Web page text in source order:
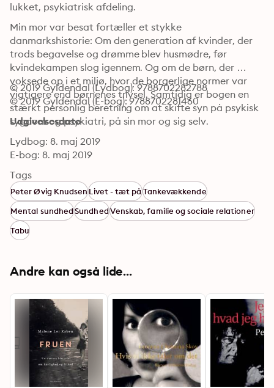
lukket, psykiatrisk afdeling.
Min mor var besat fortæller et stykke
danmarkshistorie: Om den generation af kvinder, der
trods begavelse og drømme blev husmødre, før
kvindekampen slog igennem. Og om de børn, der
voksede op i et miljø, hvor de borgerlige normer var
vigtigere end børnenes trivsel. Samtidig er bogen en
stærkt personlig beretning om at skifte syn på psykisk
sygdom og psykiatri, på sin mor og sig selv.
© 2019 Gyldendal (Lydbog): 9788702282788
© 2019 Gyldendal (E-bog): 9788702281460
Udgivelsesdato
Lydbog: 8. maj 2019
E-bog: 8. maj 2019
Tags
Peter Øvig KnudsenLivet - tæt påTankevækkende
Mental sundhedSundhedVenskab, familie og sociale relationer
Tabu
Andre kan også lide...